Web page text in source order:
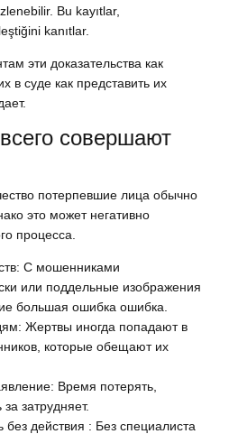
Bu kayıtlar,
kanıtlar.
эти доказательства как
в суде как представить их
совершают
потерпевшие лица обычно
это может негативно
процесса.
С мошенниками
или поддельные изображения
большая ошибка ошибка.
Жертвы иногда попадают в
которые обещают их
Время потерять,
затрудняет.
действия : Без специалиста